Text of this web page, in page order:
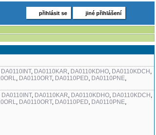
přihlásit se jiné přihlášení
DA0110INT, DA0110KAR, DA0110KDHO, DA0110KDCH ,
, DA0110ORT, DA0110PED, DA0110PNE,
DA0110INT, DA0110KAR, DA0110KDHO, DA0110KDCH ,
, DA0110ORT, DA0110PED, DA0110PNE,